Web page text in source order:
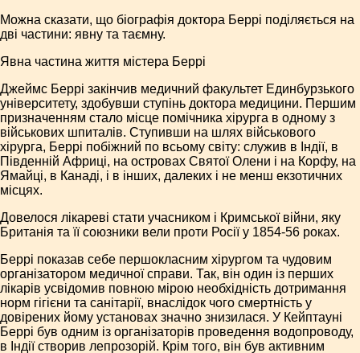
Можна сказати, що біографія доктора Беррі поділяється на
дві частини: явну та таємну.
Явна частина життя містера Беррі
Джеймс Беррі закінчив медичний факультет Единбурзького
університету, здобувши ступінь доктора медицини. Першим
призначенням стало місце помічника хірурга в одному з
військових шпиталів. Ступивши на шлях військового
хірурга, Беррі побіжний по всьому світу: служив в Індії, в
Південній Африці, на островах Святої Олени і на Корфу, на
Ямайці, в Канаді, і в інших, далеких і не менш екзотичних
місцях.
Довелося лікареві стати учасником і Кримської війни, яку
Британія та її союзники вели проти Росії у 1854-56 роках.
Беррі показав себе першокласним хірургом та чудовим
організатором медичної справи. Так, він один із перших
лікарів усвідомив повною мірою необхідність дотримання
норм гігієни та санітарії, внаслідок чого смертність у
довірених йому установах значно знизилася. У Кейптауні
Беррі був одним із організаторів проведення водопроводу,
в Індії створив лепрозорій. Крім того, він був активним